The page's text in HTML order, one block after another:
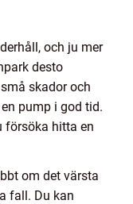
och ju mer
desto
skador och
pump i god tid.
försöka hitta en
om det värsta
fall. Du kan